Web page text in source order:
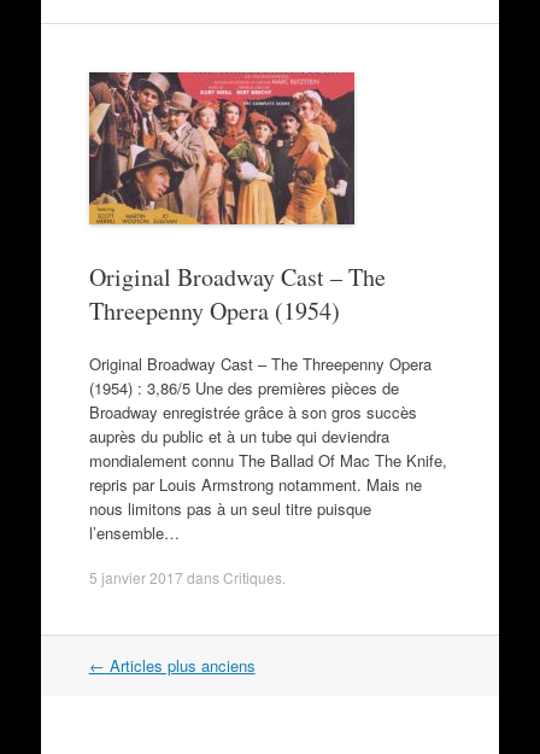
Original Broadway Cast – The
Threepenny Opera (1954)
Original Broadway Cast – The Threepenny Opera
(1954) : 3,86/5 Une des premières pièces de
Broadway enregistrée grâce à son gros succès
auprès du public et à un tube qui deviendra
mondialement connu The Ballad Of Mac The Knife,
repris par Louis Armstrong notamment. Mais ne
nous limitons pas à un seul titre puisque
l’ensemble…
5 janvier 2017 dansCritiques.
Navigation
← Articles plus anciens